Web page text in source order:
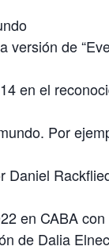
versión de
en el
Por
Daniel
en CABA
de Dalia